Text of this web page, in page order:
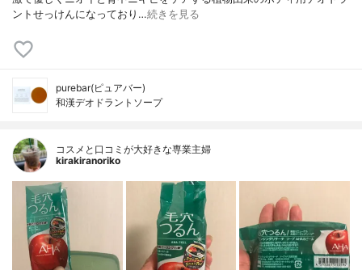
ントせっけんになっており…続きを見る
purebar(ピュアバー)
和漢デオドラントソープ
コスメと口コミが大好きな専業主婦
kirakiranoriko